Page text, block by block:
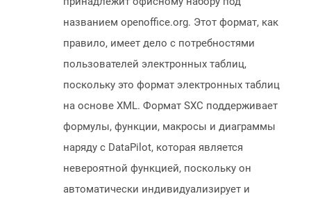
названием openoffice.org. Этот формат, как
правило, имеет дело с потребностями
пользователей электронных таблиц,
поскольку это формат электронных таблиц
на основе XML. Формат SXC поддерживает
формулы, функции, макросы и диаграммы
наряду с DataPilot, которая является
невероятной функцией, поскольку он
автоматически индивидуализирует и